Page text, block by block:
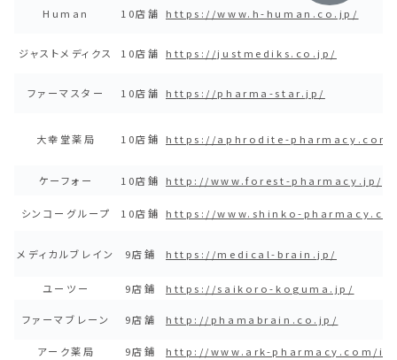
Human 10店舗 https://www.h-human.co.jp/
ジャストメディクス 10店舗 https://justmediks.co.jp/
ファーマスター 10店舗 https://pharma-star.jp/
大幸堂薬局 10店鋪 https://aphrodite-pharmacy.com/
ケーフォー 10店鋪 http://www.forest-pharmacy.jp/
シンコーグループ 10店鋪 https://www.shinko-
メディカルブレイン 9店鋪 https://medical-brain.jp/
ユーツー 9店鋪 https://saikoro-koguma.jp/
ファーマブレーン 9店舗 http://phamabrain.co.jp/
アーク薬局 9店鋪 http://www.ark-pharmacy.com/